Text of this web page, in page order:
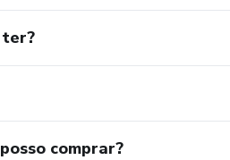
ter?
comprar?